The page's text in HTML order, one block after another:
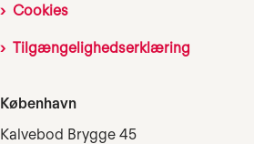
Cookies
Tilgængelighedserklæring
København
Kalvebod Brygge 45